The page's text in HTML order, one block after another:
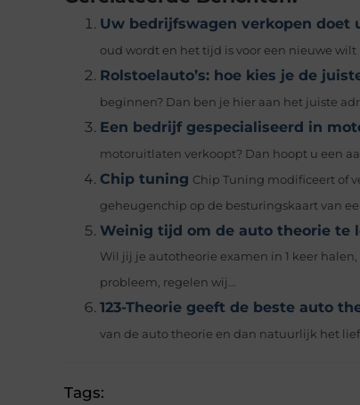
Uw bedrijfswagen verkopen doet
oud wordt en het tijd is voor een nieuwe
Rolstoelauto’s: hoe kies je de
beginnen? Dan ben je hier aan het juiste
Een bedrijf gespecialiseerd in
motoruitlaten verkoopt? Dan hoopt u een
Chip tuning Chip Tuning modificeert of
geheugenchip op de besturingskaart van
Weinig tijd om de auto theorie te
Wil jij je autotheorie examen in 1 keer
probleem, regelen wij...
123-Theorie geeft de beste auto
van de auto theorie en dan natuurlijk het
Tags: